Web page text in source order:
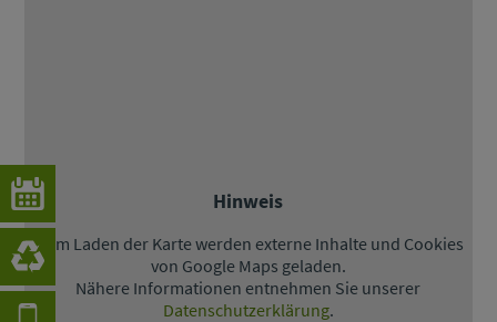
Hinweis
Beim Laden der Karte werden externe Inhalte und Cookies
von Google Maps geladen.
Nähere Informationen entnehmen Sie unserer
Datenschutzerklärung.